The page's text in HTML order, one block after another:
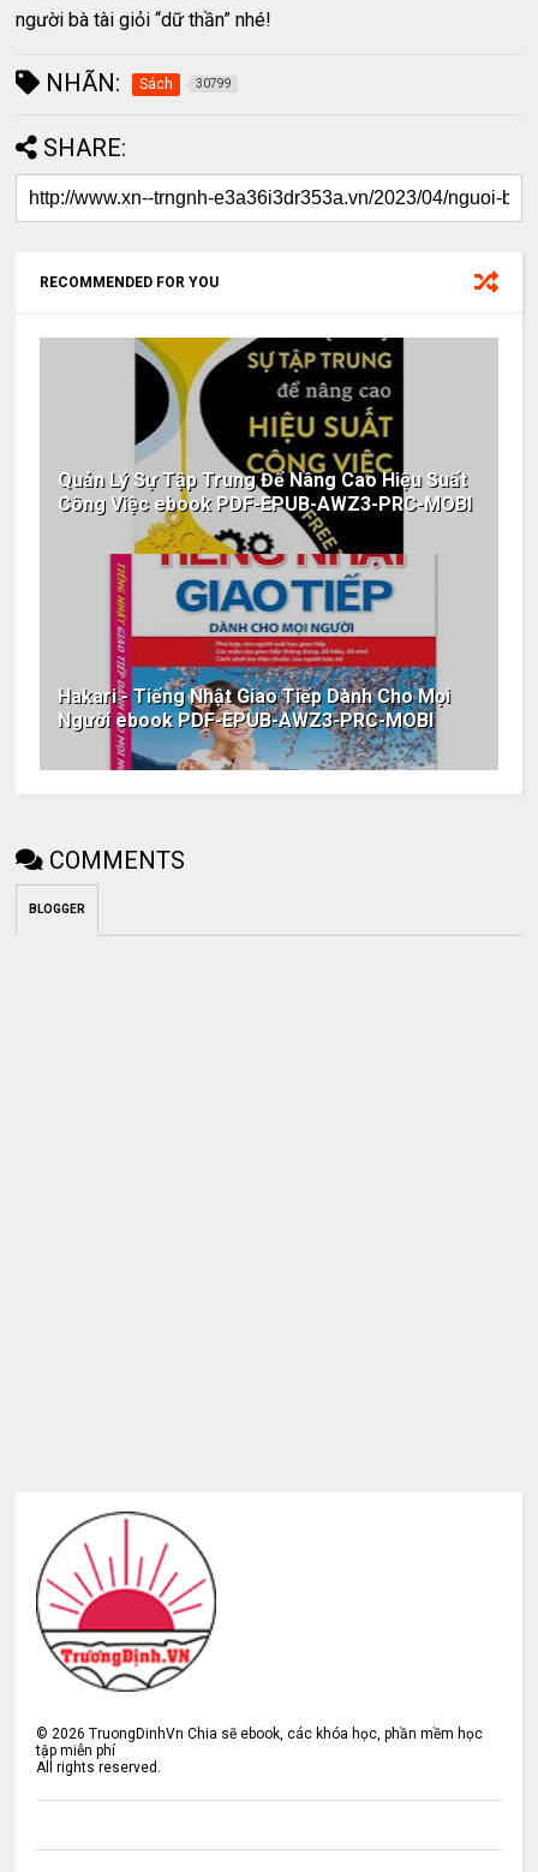
người bà tài giỏi “dữ thần” nhé!
NHÃN: Sách 30799
SHARE:
RECOMMENDED FOR YOU
Quản Lý Sự Tập Trung Để Nâng Cao Hiệu Suất
Công Việc ebook PDF-EPUB-AWZ3-PRC-MOBI
Hakari - Tiếng Nhật Giao Tiếp Dành Cho Mọi
Người ebook PDF-EPUB-AWZ3-PRC-MOBI
COMMENTS
BLOGGER
©2026 TruongDinhVn Chia sẽ ebook, các khóa học, phần mềm học
tập miễn phí
All rights reserved.